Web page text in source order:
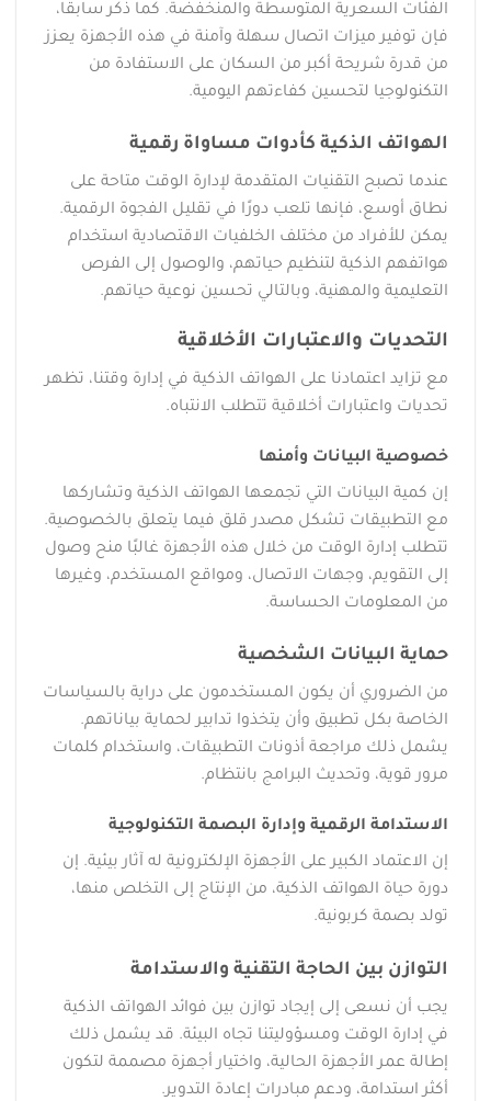
الفئات السعرية المتوسطة والمنخفضة. كما ذكر سابقًا،
فإن توفير ميزات اتصال سهلة وآمنة في هذه الأجهزة يعزز
من قدرة شريحة أكبر من السكان على الاستفادة من
التكنولوجيا لتحسين كفاءتهم اليومية.
الهواتف الذكية كأدوات مساواة رقمية
عندما تصبح التقنيات المتقدمة لإدارة الوقت متاحة على
نطاق أوسع، فإنها تلعب دورًا في تقليل الفجوة الرقمية.
يمكن للأفراد من مختلف الخلفيات الاقتصادية استخدام
هواتفهم الذكية لتنظيم حياتهم، والوصول إلى الفرص
التعليمية والمهنية، وبالتالي تحسين نوعية حياتهم.
التحديات والاعتبارات الأخلاقية
مع تزايد اعتمادنا على الهواتف الذكية في إدارة وقتنا، تظهر
تحديات واعتبارات أخلاقية تتطلب الانتباه.
خصوصية البيانات وأمنها
إن كمية البيانات التي تجمعها الهواتف الذكية وتشاركها
مع التطبيقات تشكل مصدر قلق فيما يتعلق بالخصوصية.
تتطلب إدارة الوقت من خلال هذه الأجهزة غالبًا منح وصول
إلى التقويم، وجهات الاتصال، ومواقع المستخدم، وغيرها
من المعلومات الحساسة.
حماية البيانات الشخصية
من الضروري أن يكون المستخدمون على دراية بالسياسات
الخاصة بكل تطبيق وأن يتخذوا تدابير لحماية بياناتهم.
يشمل ذلك مراجعة أذونات التطبيقات، واستخدام كلمات
مرور قوية، وتحديث البرامج بانتظام.
الاستدامة الرقمية وإدارة البصمة التكنولوجية
إن الاعتماد الكبير على الأجهزة الإلكترونية له آثار بيئية. إن
دورة حياة الهواتف الذكية، من الإنتاج إلى التخلص منها،
تولد بصمة كربونية.
التوازن بين الحاجة التقنية والاستدامة
يجب أن نسعى إلى إيجاد توازن بين فوائد الهواتف الذكية
في إدارة الوقت ومسؤوليتنا تجاه البيئة. قد يشمل ذلك
إطالة عمر الأجهزة الحالية، واختيار أجهزة مصممة لتكون
أكثر استدامة، ودعم مبادرات إعادة التدوير.